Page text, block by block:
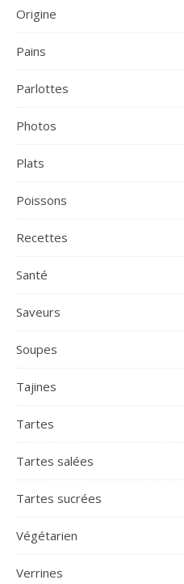
Origine
Pains
Parlottes
Photos
Plats
Poissons
Recettes
Santé
Saveurs
Soupes
Tajines
Tartes
Tartes salées
Tartes sucrées
Végétarien
Verrines